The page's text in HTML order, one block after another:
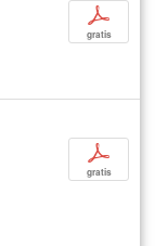
p
gratis
p
gratis